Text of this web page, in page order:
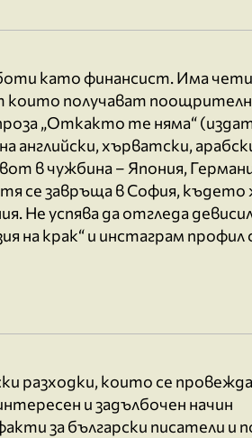
като финансист. Има
които получават
„Откакто те няма“
английски, хърватски,
в чужбина – Япония,
се завръща в София, където
Не успява да отгледа
на крак“ и инстаграм
разходки, които се
и задълбочен начин
за български писатели и